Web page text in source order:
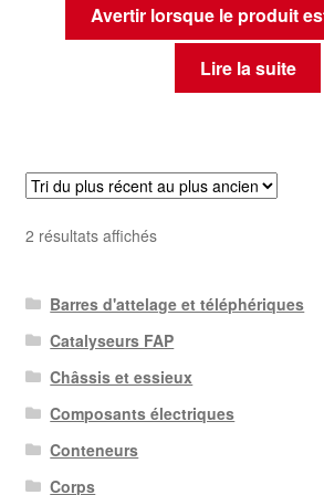
Avertir lorsque le produit
Lire la suite
2 résultats affichésTrié
récent
au
plus
ancien
Barres d'attelage et téléphériques
Catalyseurs FAP
Châssis et essieux
Composants électriques
Conteneurs
Corps